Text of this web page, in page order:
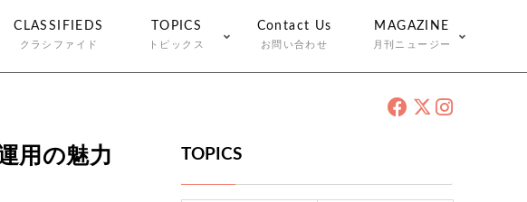
CLASSIFIEDS
クラシファイド
TOPICS
トピックス
Contact Us
お問い合わせ
MAGAZINE
月刊ニュージー
用の魅力 TOPICS